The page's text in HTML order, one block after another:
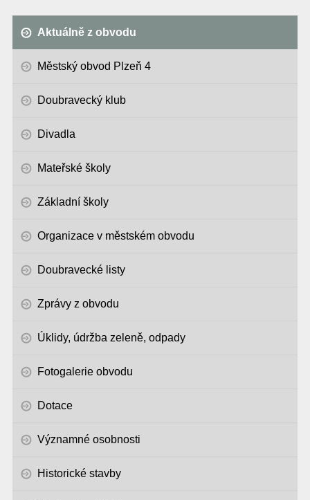
Aktuálně z obvodu
Městský obvod Plzeň 4
Doubravecký klub
Divadla
Mateřské školy
Základní školy
Organizace v městském obvodu
Doubravecké listy
Zprávy z obvodu
Úklidy, údržba zeleně, odpady
Fotogalerie obvodu
Dotace
Významné osobnosti
Historické stavby